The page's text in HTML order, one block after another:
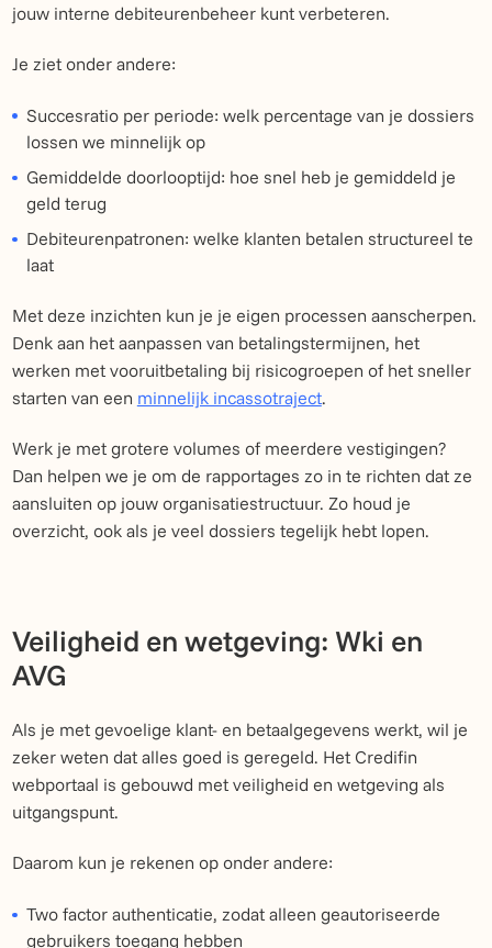
jouw interne debiteurenbeheer kunt verbeteren.
Je ziet onder andere:
Succesratio per periode: welk percentage van je dossiers
lossen we minnelijk op
Gemiddelde doorlooptijd: hoe snel heb je gemiddeld je
geld terug
Debiteurenpatronen: welke klanten betalen structureel te
laat
Met deze inzichten kun je je eigen processen aanscherpen.
Denk aan het aanpassen van betalingstermijnen, het
werken met vooruitbetaling bij risicogroepen of het sneller
starten van een minnelijk incassotraject.
Werk je met grotere volumes of meerdere vestigingen?
Dan helpen we je om de rapportages zo in te richten dat ze
aansluiten op jouw organisatiestructuur. Zo houd je
overzicht, ook als je veel dossiers tegelijk hebt lopen.
Veiligheid en wetgeving: Wki en
AVG
Als je met gevoelige klant- en betaalgegevens werkt, wil je
zeker weten dat alles goed is geregeld. Het Credifin
webportaal is gebouwd met veiligheid en wetgeving als
uitgangspunt.
Daarom kun je rekenen op onder andere:
Two factor authenticatie, zodat alleen geautoriseerde
gebruikers toegang hebben